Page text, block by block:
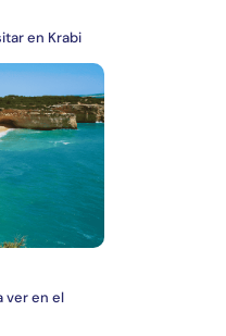
en Krabi
ver en el